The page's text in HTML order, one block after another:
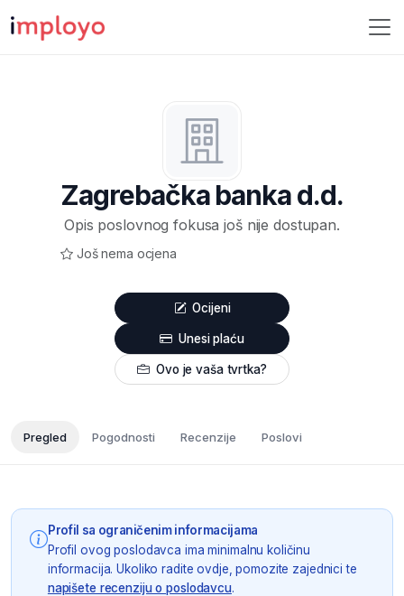
Zagrebačka banka d.d.
Opis poslovnog fokusa još nije dostupan.
Još nema ocjena
Ocijeni
Unesi plaću
Ovo je vaša tvrtka?
Pregled Pogodnosti Recenzije Poslovi
Profil sa ograničenim informacijama
Profil ovog poslodavca ima minimalnu količinu
informacija. Ukoliko radite ovdje, pomozite zajednici te
napišete recenziju o poslodavcu.